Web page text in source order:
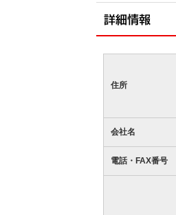
住所
会社名
電話・FAX番号